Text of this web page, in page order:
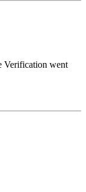
Verification went